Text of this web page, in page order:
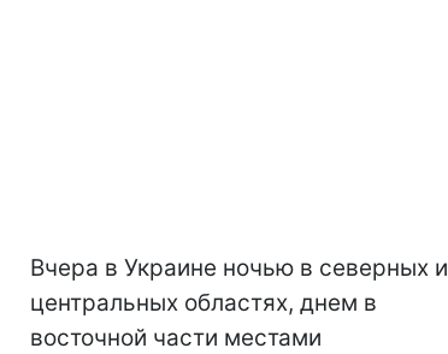
Вчера в Украине ночью в северных и
центральных областях, днем в
восточной части местами